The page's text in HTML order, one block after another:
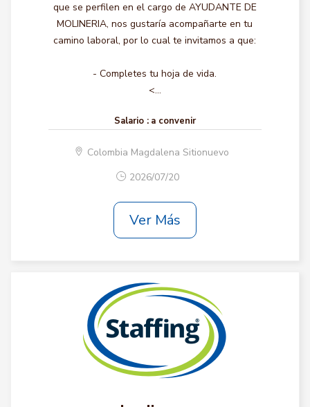
que se perfilen en el cargo de AYUDANTE DE
MOLINERIA, nos gustaría acompañarte en tu
camino laboral, por lo cual te invitamos a que:
- Completes tu hoja de vida.
<...
Salario : a convenir
Colombia Magdalena Sitionuevo
2026/07/20
Ver Más